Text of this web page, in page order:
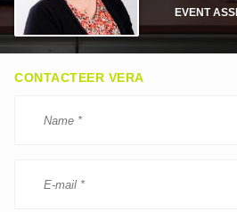
EVENT
CONTACTEER VERA